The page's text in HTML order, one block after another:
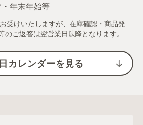
年末年始等
けいたしますが、在庫確認・商品発
のご返答は翌営業日以降となります。
カレンダーを見る